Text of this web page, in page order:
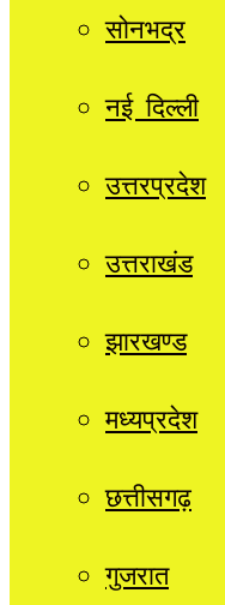
सोनभद्र
नई दिल्ली
उत्तरप्रदेश
उत्तराखंड
झारखण्ड
मध्यप्रदेश
छत्तीसगढ़
गुजरात